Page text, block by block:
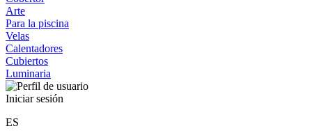
Arte
Para la piscina
Velas
Calentadores
Cubiertos
Luminaria
Iniciar sesión
ES